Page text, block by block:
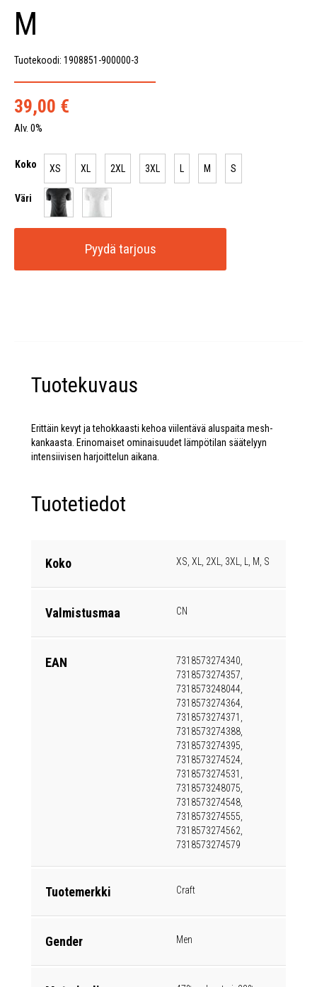
M
Tuotekoodi: 1908851-900000-3
39,00 €
Alv. 0%
Koko XS XL 2XL 3XL L M S
Väri
Pyydä tarjous
Tuotekuvaus
Erittäin kevyt ja tehokkaasti kehoa viilentävä aluspaita mesh-
kankaasta. Erinomaiset ominaisuudet lämpötilan säätelyyn
intensiivisen harjoittelun aikana.
Tuotetiedot
Koko XS, XL, 2XL, 3XL, L, M, S
Valmistusmaa CN
EAN
7318573274340,
7318573274357,
7318573248044,
7318573274364,
7318573274371,
7318573274388,
7318573274395,
7318573274524,
7318573274531,
7318573248075,
7318573274548,
7318573274555,
7318573274562,
7318573274579
Tuotemerkki Craft
Gender Men